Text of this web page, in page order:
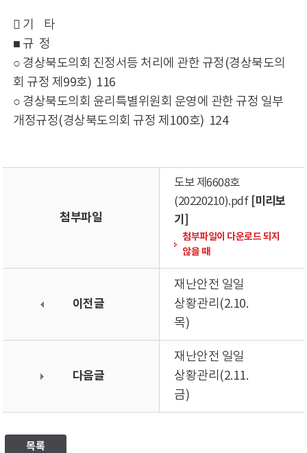
󰋪 기 타
■ 규 정
○ 경상북도의회 진정서등 처리에 관한 규정(경상북도의
회 규정 제99호) 116
○ 경상북도의회 윤리특별위원회 운영에 관한 규정 일부
개정규정(경상북도의회 규정 제100호) 124
첨부파일
도보 제6608호
(20220210).pdf [미리보
기]
첨부파일이 다운로드 되지
않을 때
이전글
재난안전 일일
상황관리(2.10.
목)
다음글
재난안전 일일
상황관리(2.11.
금)
목록